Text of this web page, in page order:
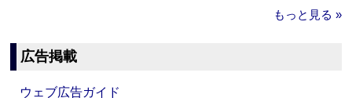
もっと見る »
広告掲載
ウェブ広告ガイド